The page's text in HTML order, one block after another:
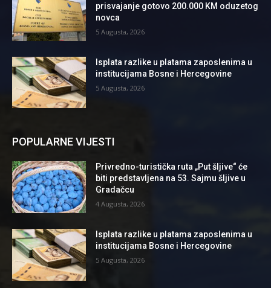
prisvajanje gotovo 200.000 KM oduzetog
novca
5 Augusta, 2026
Isplata razlike u platama zaposlenima u
institucijama Bosne i Hercegovine
5 Augusta, 2026
POPULARNE VIJESTI
Privredno-turistička ruta „Put šljive“ će
biti predstavljena na 53. Sajmu šljive u
Gradačcu
4 Augusta, 2026
Isplata razlike u platama zaposlenima u
institucijama Bosne i Hercegovine
5 Augusta, 2026